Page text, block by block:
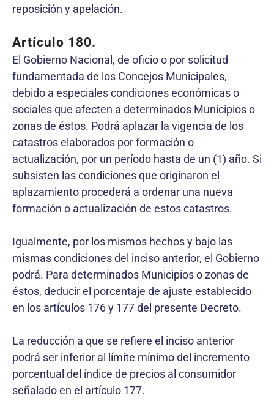
reposición y apelación.
Artículo 180.
El Gobierno Nacional, de oficio o por solicitud
fundamentada de los Concejos Municipales,
debido a especiales condiciones económicas o
sociales que afecten a determinados Municipios o
zonas de éstos. Podrá aplazar la vigencia de los
catastros elaborados por formación o
actualización, por un período hasta de un (1) año. Si
subsisten las condiciones que originaron el
aplazamiento procederá a ordenar una nueva
formación o actualización de estos catastros.
Igualmente, por los mismos hechos y bajo las
mismas condiciones del inciso anterior, el Gobierno
podrá. Para determinados Municipios o zonas de
éstos, deducir el porcentaje de ajuste establecido
en los artículos 176 y 177 del presente Decreto.
La reducción a que se refiere el inciso anterior
podrá ser inferior al límite mínimo del incremento
porcentual del índice de precios al consumidor
señalado en el artículo 177.